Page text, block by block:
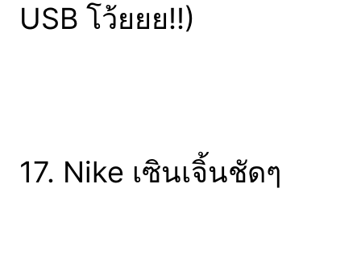
USB โว้ยยย!!)
17. Nike เซินเจิ้นชัดๆ